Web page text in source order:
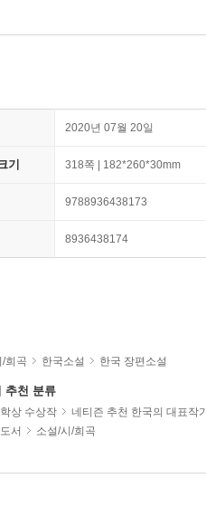
2020년 07월 20일
기 318쪽 | 182*260*30mm
9788936438173
8936438174
/희곡 한국소설 한국 장편소설
추천 분류
상 수상작
네티즌 추천 한국의 대표작
서 소설/시/희곡